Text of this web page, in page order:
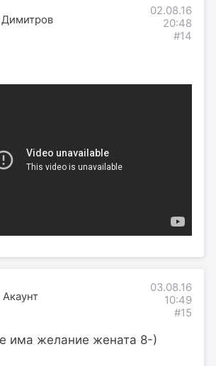
02.08.16
20:48
#14
Акаунт
03.08.16
10:49
#15
има желание жената 8-)